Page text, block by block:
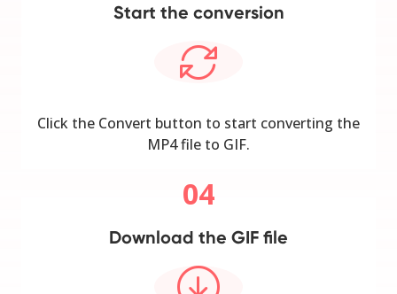
Start the conversion
Click the Convert button to start converting the
MP4 file to GIF.
04
Download the GIF file